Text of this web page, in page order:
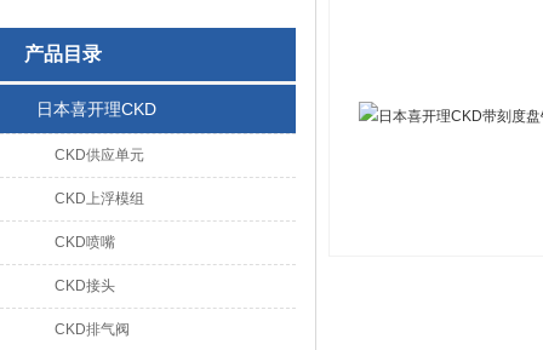
产品目录
日本喜开理CKD
CKD供应单元
CKD上浮模组
CKD喷嘴
CKD接头
CKD排气阀